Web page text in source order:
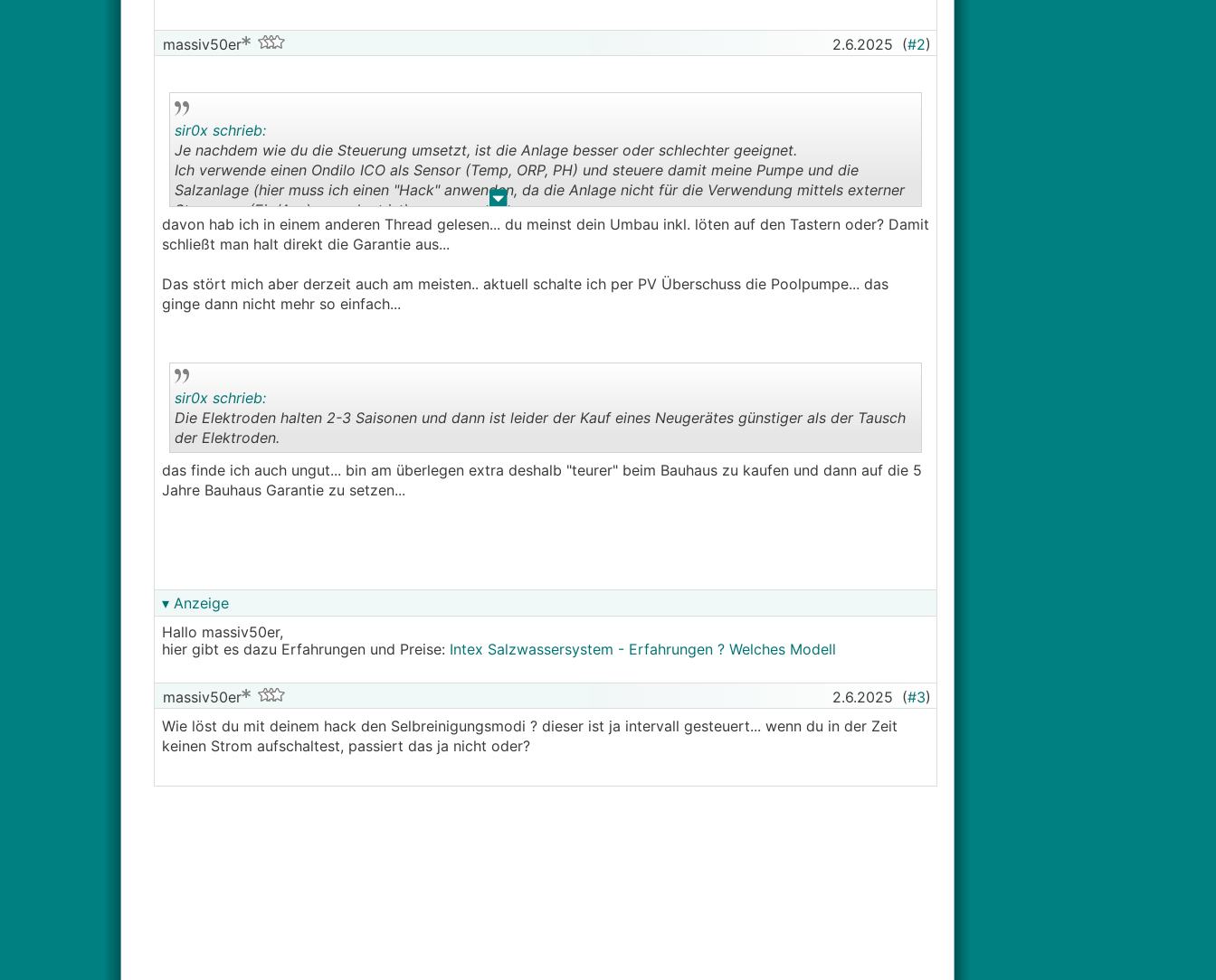
massiv50er 2.6.2025 (#2)
. .
sir0x schrieb:
Je nachdem wie du die Steuerung umsetzt, ist die Anlage besser oder schlechter geeignet.
Ich verwende einen Ondilo ICO als Sensor (Temp, ORP, PH) und steuere damit meine Pumpe und die
Salzanlage (hier muss ich einen "Hack" anwenden, da die Anlage nicht für die Verwendung mittels externer
Steuerung (Ein/Aus) ausgelegt ist)
davon hab ich in einem anderen Thread gelesen... du meinst dein Umbau inkl. löten auf den Tastern oder? Damit
schließt man halt direkt die Garantie aus...
Das stört mich aber derzeit auch am meisten.. aktuell schalte ich per PV Überschuss die Poolpumpe... das
ginge dann nicht mehr so einfach...
..
sir0x schrieb:
Die Elektroden halten 2-3 Saisonen und dann ist leider der Kauf eines Neugerätes günstiger als der Tausch
der Elektroden.
das finde ich auch ungut... bin am überlegen extra deshalb "teurer" beim Bauhaus zu kaufen und dann auf die 5
Jahre Bauhaus Garantie zu setzen...
▾ Anzeige
Hallo massiv50er,
hier gibt es dazu Erfahrungen und Preise: Intex Salzwassersystem - Erfahrungen ? Welches Modell
massiv50er 2.6.2025 (#3)
Wie löst du mit deinem hack den Selbreinigungsmodi ? dieser ist ja intervall gesteuert... wenn du in der Zeit
keinen Strom aufschaltest, passiert das ja nicht oder?